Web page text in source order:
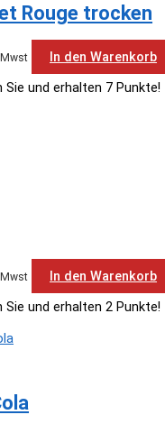
Rouge trocken
In den Warenkorb
Sie und erhalten 7 Punkte!
In den Warenkorb
Sie und erhalten 2 Punkte!